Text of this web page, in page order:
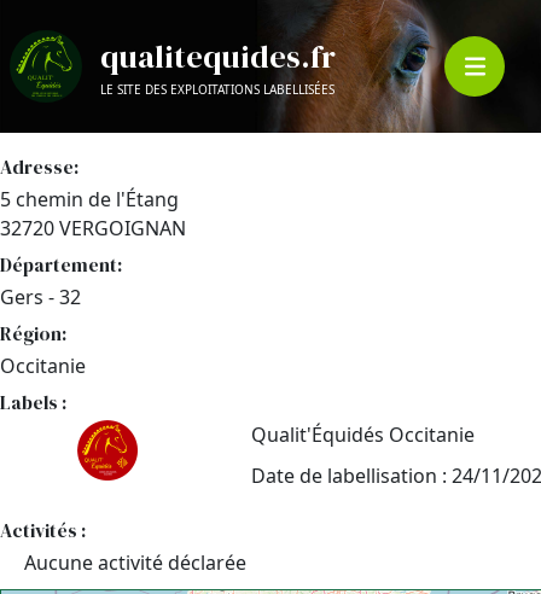
qualitequides.fr
LE SITE DES EXPLOITATIONS LABELLISÉES
Adresse:
5 chemin de l'Étang
32720 VERGOIGNAN
Département:
Gers - 32
Région:
Occitanie
Labels :
Qualit'Équidés Occitanie
Date de labellisation : 24/11/
Activités :
Aucune activité déclarée